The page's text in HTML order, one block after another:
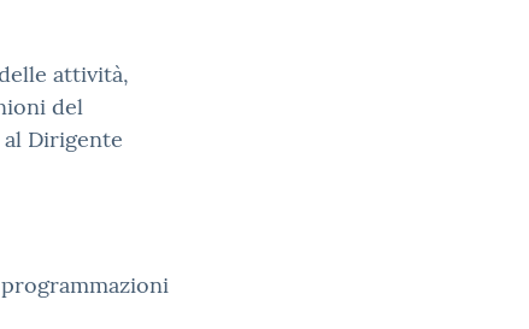
attività,
del
Dirigente